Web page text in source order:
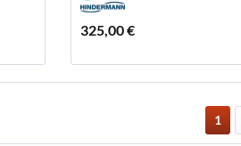
325,00 €
1